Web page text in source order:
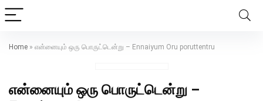
Home » என்னையும் ஒரு பொருட்டென்று – Ennaiyum Oru poruttentru
என்னையும் ஒரு பொருட்டென்று –